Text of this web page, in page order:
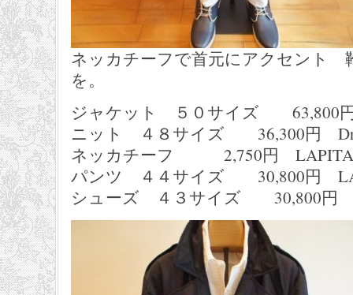
ネッカチーフで首元にアクセント
を。
ジャケット ５０サイズ 63,800
ニット ４８サイズ 36,300円
ネッカチーフ 2,750円 LAPITA
パンツ ４４サイズ 30,800円
シューズ ４３サイズ 30,800円